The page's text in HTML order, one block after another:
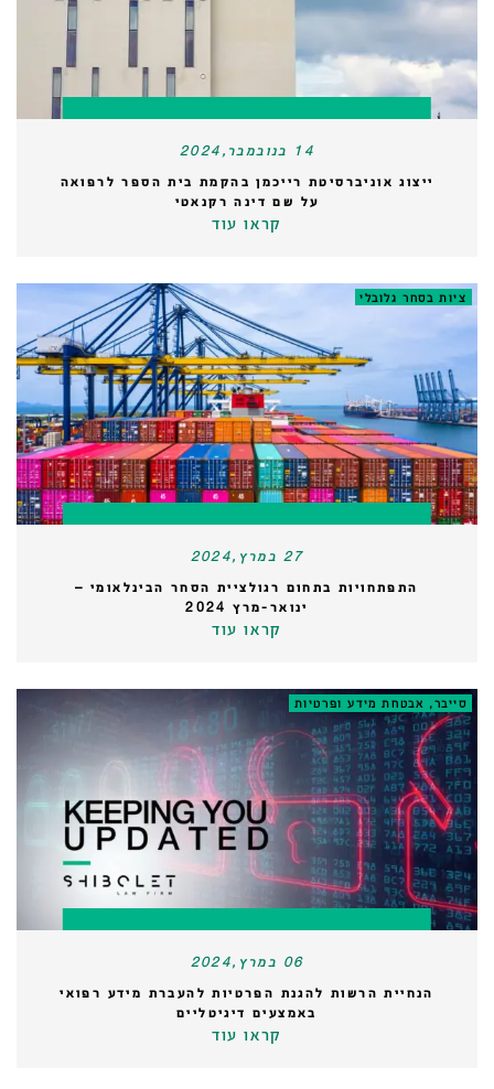
14 בנובמבר,2024
ייצוג אוניברסיטת רייכמן בהקמת בית הספר לרפואה
על שם דינה רקנאטי
קראו עוד
ציות בסחר גלובלי
27 במרץ,2024
התפתחויות בתחום רגולציית הסחר הבינלאומי –
ינואר-מרץ 2024
קראו עוד
סייבר, אבטחת מידע ופרטיות
06 במרץ,2024
הנחיית הרשות להגנת הפרטיות להעברת מידע רפואי
באמצעים דיגיטליים
קראו עוד